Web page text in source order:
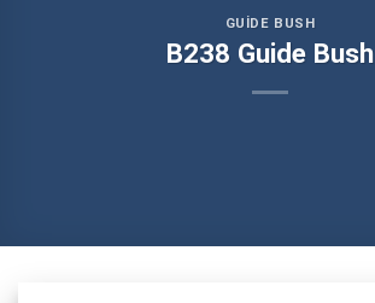
GUIDE BUSH
B238 Guide Bush